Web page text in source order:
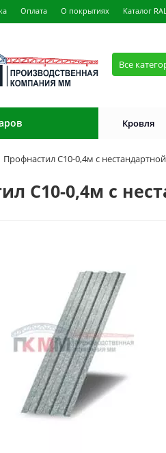
Оплата О покрытиях Каталог
Все
Кровля
Профнастил С10-0,4м с
С10-0,4м с